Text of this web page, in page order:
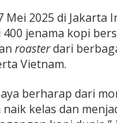
Mei 2025 di
jenama kopi
roasterdari
Vietnam.
berharap dari
kelas dan